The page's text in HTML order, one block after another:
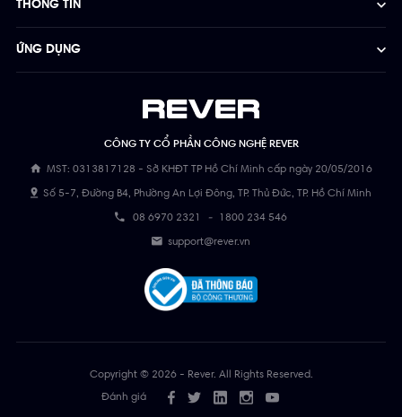
CÔNG TY CỔ PHẦN CÔNG NGHỆ REVER
MST: 0313817128 - Sở KHĐT TP Hồ Chí Minh cấp ngày 20/05/2016
Số 5-7, Đường B4, Phường An Lợi Đông, TP. Thủ Đức, TP. Hồ Chí Minh
08 6970 2321 - 1800 234 546
support@rever.vn
THÔNG TIN
ỨNG DỤNG
Copyright © 2026 - Rever. All Rights Reserved.
Đánh giá